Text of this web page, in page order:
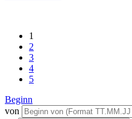
1
2
3
4
5
Beginn
von